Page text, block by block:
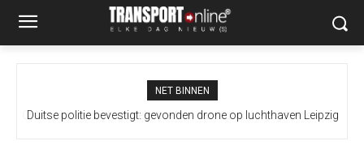
NET BINNEN
Duitse politie bevestigt: gevonden drone op luchthaven Leipzig